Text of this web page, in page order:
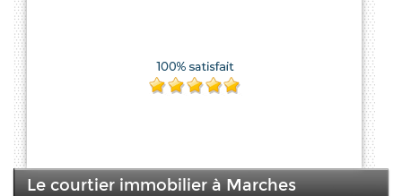
Le courtier immobilier à Marches